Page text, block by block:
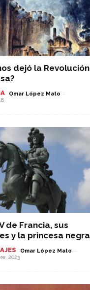
dejó la Revolución
Omar López Mato -
de Francia, sus
y la princesa negra
Omar López Mato -
2023